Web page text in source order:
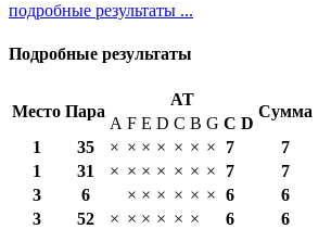
подробные результаты ...
Подробные результаты
Место Пара
AT
Сумма
A F E D C B G С D
1
35 × × × × × × × 7
7
1
31 × × × × × × × 7
7
3
6 × × × × × × 6
6
3
52 × × × × × × 6
6